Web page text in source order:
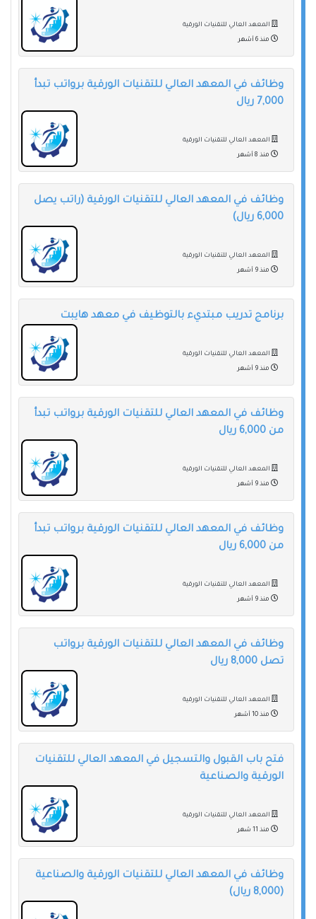
المعهد العالي للتقنيات الورقية
منذ 6 أشهر
وظائف في المعهد العالي للتقنيات الورقية برواتب تبدأ
7,000 ريال
المعهد العالي للتقنيات الورقية
منذ 8 أشهر
وظائف في المعهد العالي للتقنيات الورقية (راتب يصل
6,000 ريال)
المعهد العالي للتقنيات الورقية
منذ 9 أشهر
برنامج تدريب مبتديء بالتوظيف في معهد هايبت
المعهد العالي للتقنيات الورقية
منذ 9 أشهر
وظائف في المعهد العالي للتقنيات الورقية برواتب تبدأ
من 6,000 ريال
المعهد العالي للتقنيات الورقية
منذ 9 أشهر
وظائف في المعهد العالي للتقنيات الورقية برواتب تبدأ
من 6,000 ريال
المعهد العالي للتقنيات الورقية
منذ 9 أشهر
وظائف في المعهد العالي للتقنيات الورقية برواتب
تصل 8,000 ريال
المعهد العالي للتقنيات الورقية
منذ 10 أشهر
فتح باب القبول والتسجيل في المعهد العالي للتقنيات
الورقية والصناعية
المعهد العالي للتقنيات الورقية
منذ 11 شهر
وظائف في المعهد العالي للتقنيات الورقية والصناعية
(8,000 ريال)